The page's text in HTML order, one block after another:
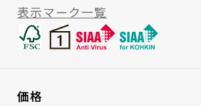
表示マーク一覧
価格